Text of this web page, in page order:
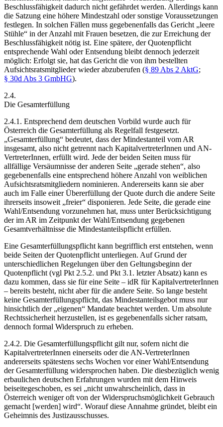
Beschlussfähigkeit dadurch nicht gefährdet werden. Allerdings kann
die Satzung eine höhere Mindestzahl oder sonstige Voraussetzungen
festlegen. In solchen Fällen muss gegebenenfalls das Gericht „leere
Stühle“ in der Anzahl mit Frauen besetzen, die zur Erreichung der
Beschlussfähigkeit nötig ist. Eine spätere, der Quotenpflicht
entsprechende Wahl oder Entsendung bleibt dennoch jederzeit
möglich: Erfolgt sie, hat das Gericht die von ihm bestellten
Aufsichtsratsmitglieder wieder abzuberufen (§ 89 Abs 2 AktG;
§ 30d Abs 3 GmbHG).
2.4.
Die Gesamterfüllung
2.4.1. Entsprechend dem deutschen Vorbild wurde auch für
Österreich die Gesamterfüllung als Regelfall festgesetzt.
„Gesamterfüllung“ bedeutet, dass der Mindestanteil vom AR
insgesamt, also nicht getrennt nach KapitalvertreterInnen und AN-
VertreterInnen, erfüllt wird. Jede der beiden Seiten muss für
allfällige Versäumnisse der anderen Seite „gerade stehen“, also
gegebenenfalls eine entsprechend höhere Anzahl von weiblichen
Aufsichtsratsmitgliedern nominieren. Andererseits kann sie aber
auch im Falle einer Übererfüllung der Quote durch die andere Seite
ihrerseits insoweit „freier“ disponieren. Jede Seite, die gerade eine
Wahl/Entsendung vorzunehmen hat, muss unter Berücksichtigung
der im AR im Zeitpunkt der Wahl/Entsendung gegebenen
Gesamtverhältnisse die Mindestanteilspflicht erfüllen.
Eine Gesamterfüllungspflicht kann begrifflich erst entstehen, wenn
beide Seiten der Quotenpflicht unterliegen. Auf Grund der
unterschiedlichen Regelungen über den Geltungsbeginn der
Quotenpflicht (vgl Pkt 2.5.2. und Pkt 3.1. letzter Absatz) kann es
dazu kommen, dass sie für eine Seite – idR für KapitalvertreterInnen
– bereits besteht, nicht aber für die andere Seite. So lange besteht
keine Gesamterfüllungspflicht, das Mindestanteilsgebot muss nur
hinsichtlich der „eigenen“ Mandate beachtet werden. Um absolute
Rechtssicherheit herzustellen, ist es gegebenenfalls sicher ratsam,
dennoch formal Widerspruch zu erheben.
2.4.2. Die Gesamterfüllungspflicht gilt nur, sofern nicht die
KapitalvertreterInnen einerseits oder die AN-VertreterInnen
andererseits spätestens sechs Wochen vor einer Wahl/Entsendung
der Gesamterfüllung widersprochen haben. Die diesbezüglich wenig
erbaulichen deutschen Erfahrungen wurden mit dem Hinweis
beiseitegeschoben, es sei „nicht unwahrscheinlich, dass in
Österreich weniger oft von der Widerspruchsmöglichkeit Gebrauch
gemacht [werden] wird“. Worauf diese Annahme gründet, bleibt ein
Geheimnis des Justizausschusses.